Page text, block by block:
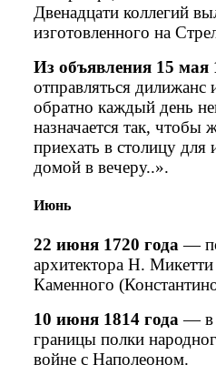
Двенадцати коллегий
изготовленного на
Из объявления 15 мая
отправляться
обратно каждый день
назначается так, чтобы
приехать в столицу для
домой в вечеру..».
Июнь
22 июня 1720 года —
архитектора Н. Микетти
Каменного
10 июня 1814 года — в
границы полки
войне с Наполеоном.